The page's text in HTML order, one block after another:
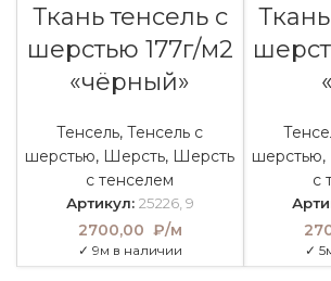
Ткань тенсель с
шерстью 177г/м2
«чёрный»
Тенсель,Тенсель с
шерстью, Шерсть, Шерсть
с тенселем
Артикул: 25226, 9
2700,00 ₽/м
✓ 9м в наличии
шерстью,
с
✓